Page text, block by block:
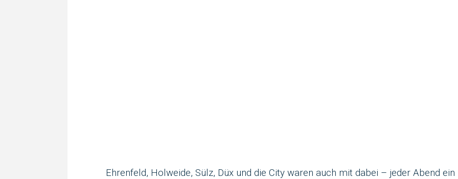
Ehrenfeld, Holweide, Sülz, Düx und die City waren auch mit dabei – jeder Abend ein